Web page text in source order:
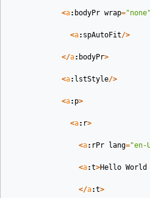
<a: bodyPr wrap="none"
<a: spAutoFit/>
</a: bodyPr>
<a: lstStyle/>
<a: p>
<a: r>
<a: rPr lang="en-
<a:t>Hello World
</a:t>